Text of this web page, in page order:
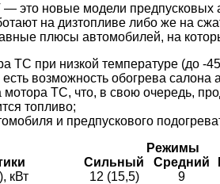
новые модели предпусковых
на дизтопливе либо же на
плюсы автомобилей, на
ТС при низкой температуре (до -
возможность обогрева салона
мотора ТС, что, в свою очередь,
топливо;
и предпускового
Режимы
Сильный Средний
кВт
12 (15,5) 9